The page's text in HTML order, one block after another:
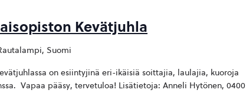
Kevätjuhla
Suomi
on esiintyjinä eri-ikäisiä soittajia, laulajia, kuoroja
Vapaa pääsy, tervetuloa! Lisätietoja: Anneli Hytönen, 0400